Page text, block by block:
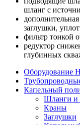
шланг с
заглушки,
фильтр тонкой
редуктор
глубинных
Оборудование
Капельный
Шланги и
Краны
Заглушки